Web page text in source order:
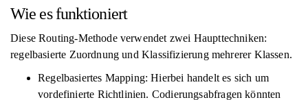
Wie es funktioniert
Diese Routing-Methode verwendet zwei Haupttechniken:
regelbasierte Zuordnung und Klassifizierung mehrerer Klassen.
Regelbasiertes Mapping: Hierbei handelt es sich um
vordefinierte Richtlinien. Codierungsabfragen könnten